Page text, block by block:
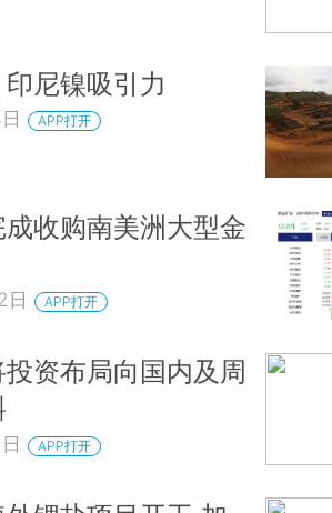
尼镍吸引力
APP打开
收购南美洲大型金
日 APP打开
资布局向国内及周
APP打开